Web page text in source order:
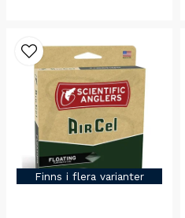
Finns i flera varianter